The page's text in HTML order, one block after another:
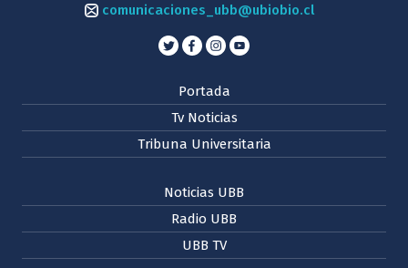
comunicaciones_ubb@ubiobio.cl
Portada
Tv Noticias
Tribuna Universitaria
Noticias UBB
Radio UBB
UBB TV